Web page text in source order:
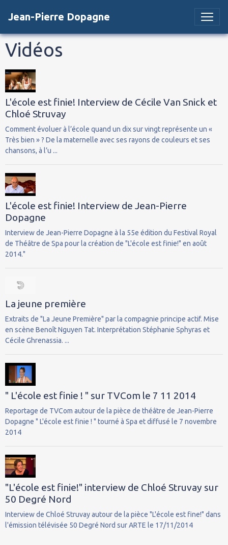
Jean-Pierre Dopagne
Vidéos
L'école est finie! Interview de Cécile Van Snick et
Chloé Struvay
Comment évoluer à l’école quand un dix sur vingt représente un «
Très bien » ? De la maternelle avec ses rayons de couleurs et ses
chansons, à l’u ...
L'école est finie! Interview de Jean-Pierre
Dopagne
Interview de Jean-Pierre Dopagne à la 55e édition du Festival Royal
de Théâtre de Spa pour la création de "L'école est finie!" en août
2014."
La jeune première
Extraits de "La Jeune Première" par la compagnie principe actif. Mise
en scène Benoît Nguyen Tat. Interprétation Stéphanie Sphyras et
Cécile Ghrenassia. ...
" L'école est finie ! " sur TVCom le 7 11 2014
Reportage de TVCom autour de la pièce de théâtre de Jean-Pierre
Dopagne " L'école est finie ! " tourné à Spa et diffusé le 7 novembre
2014
"L'école est finie!" interview de Chloé Struvay sur
50 Degré Nord
Interview de Chloé Struvay autour de la pièce "L'école est fine!" dans
l'émission télévisée 50 Degré Nord sur ARTE le 17/11/2014